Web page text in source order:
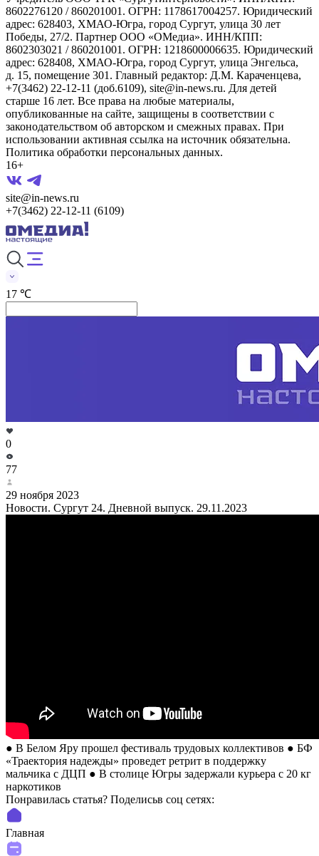
8602276120 / 860201001. ОГРН: 1178617004257. Юридический
адрес: 628403, ХМАО-Югра, город Сургут, улица 30 лет
Победы, 27/2. Партнер ООО «ОМедиа». ИНН/КПП:
8602303021 / 860201001. ОГРН: 1218600006635. Юридический
адрес: 628408, ХМАО-Югра, город Сургут, улица Энгельса,
д. 15, помещение 301. Главный редактор: Д.М. Караченцева,
+7(3462) 22-12-11 (доб.6109), site@in-news.ru. Для детей
старше 16 лет. Все права на любые материалы,
опубликованные на сайте, защищены в соответствии с
законодательством об авторском и смежных правах. При
использовании активная ссылка на источник обязательна.
Политика обработки персональных данных.
16+
site@in-news.ru
+7(3462) 22-12-11 (6109)
17 ℃
0
77
29 ноября 2023
Новости. Сургут 24. Дневной выпуск. 29.11.2023
● В Белом Яру прошел фестиваль трудовых коллективов ● БФ
«Траектория надежды» проведет ретрит в поддержку
мальчика с ДЦП ● В столице Югры задержали курьера с 20 кг
наркотиков
Понравилась статья? Поделиcьв соц сетях:
Главная